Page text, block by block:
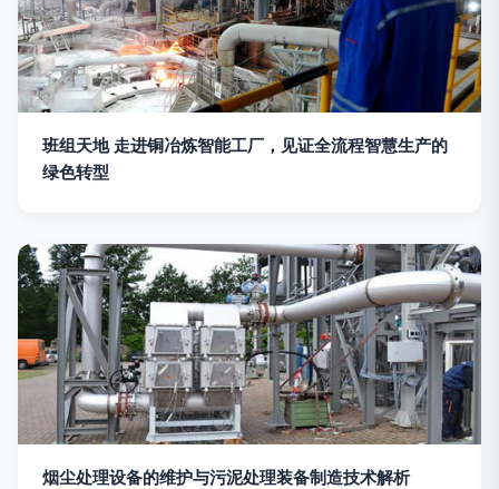
班组天地 走进铜冶炼智能工厂，见证全流程智慧生产的
绿色转型
烟尘处理设备的维护与污泥处理装备制造技术解析